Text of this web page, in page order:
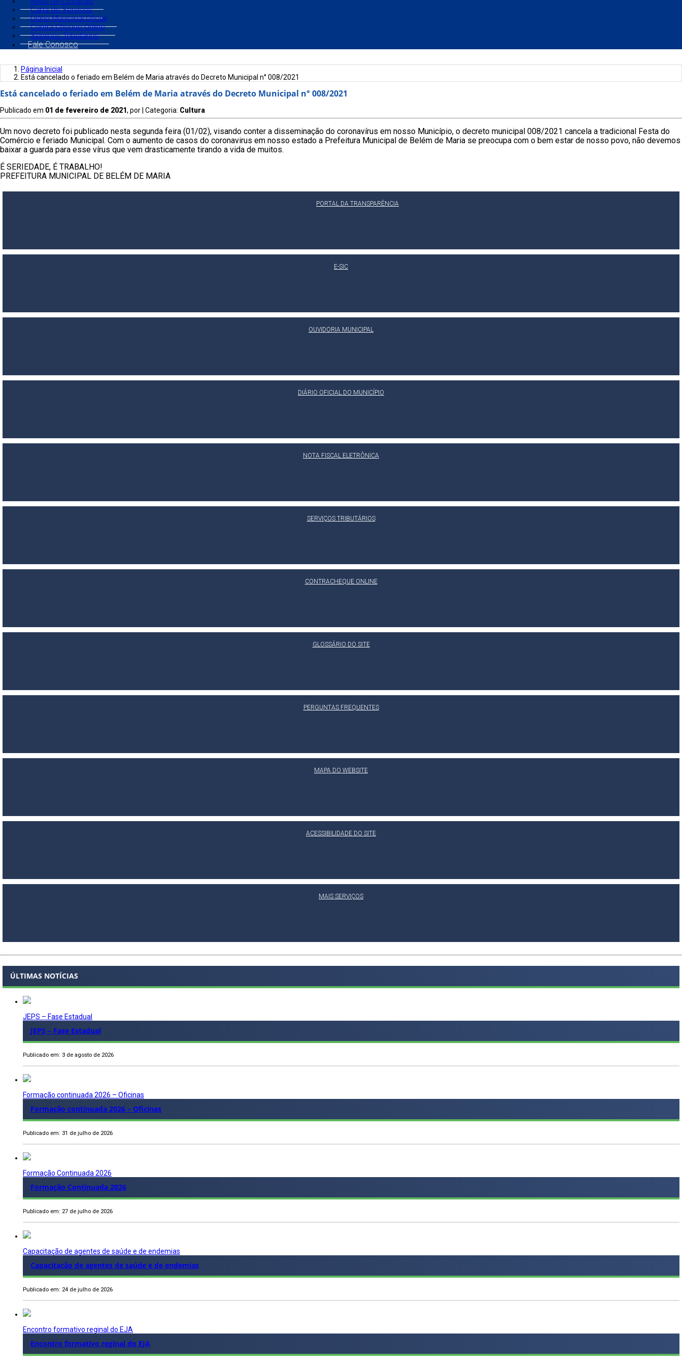
Carta de Serviços
Diário Municipal Oficial
Contra Cheque Online
Serviços Tributários
Fale Conosco
Página Inicial
Está cancelado o feriado em Belém de Maria através do Decreto Municipal n° 008/2021
Está cancelado o feriado em Belém de Maria através do Decreto Municipal n° 008/2021
Publicado em 01 de fevereiro de 2021, por | Categoria: Cultura
Um novo decreto foi publicado nesta segunda feira (01/02), visando conter a disseminação do coronavírus em nosso Município, o decreto municipal 008/2021 cancela a tradicional Festa do
Comércio e feriado Municipal. Com o aumento de casos do coronavirus em nosso estado a Prefeitura Municipal de Belém de Maria se preocupa com o bem estar de nosso povo, não devemos
baixar a guarda para esse vírus que vem drasticamente tirando a vida de muitos.
É SERIEDADE, É TRABALHO!
PREFEITURA MUNICIPAL DE BELÉM DE MARIA
PORTAL DA TRANSPARÊNCIA
E-SIC
OUVIDORIA MUNICIPAL
DIÁRIO OFICIAL DO MUNICÍPIO
NOTA FISCAL ELETRÔNICA
SERVIÇOS TRIBUTÁRIOS
CONTRACHEQUE ONLINE
GLOSSÁRIO DO SITE
PERGUNTAS FREQUENTES
MAPA DO WEBSITE
ACESSIBILIDADE DO SITE
MAIS SERVIÇOS
ÚLTIMAS NOTÍCIAS
JEPS – Fase Estadual
JEPS – Fase Estadual
Publicado em: 3 de agosto de 2026
Formação continuada 2026 – Oficinas
Formação continuada 2026 – Oficinas
Publicado em: 31 de julho de 2026
Formação Continuada 2026
Formação Continuada 2026
Publicado em: 27 de julho de 2026
Capacitação de agentes de saúde e de endemias
Capacitação de agentes de saúde e de endemias
Publicado em: 24 de julho de 2026
Encontro formativo reginal do EJA
Encontro formativo reginal do EJA